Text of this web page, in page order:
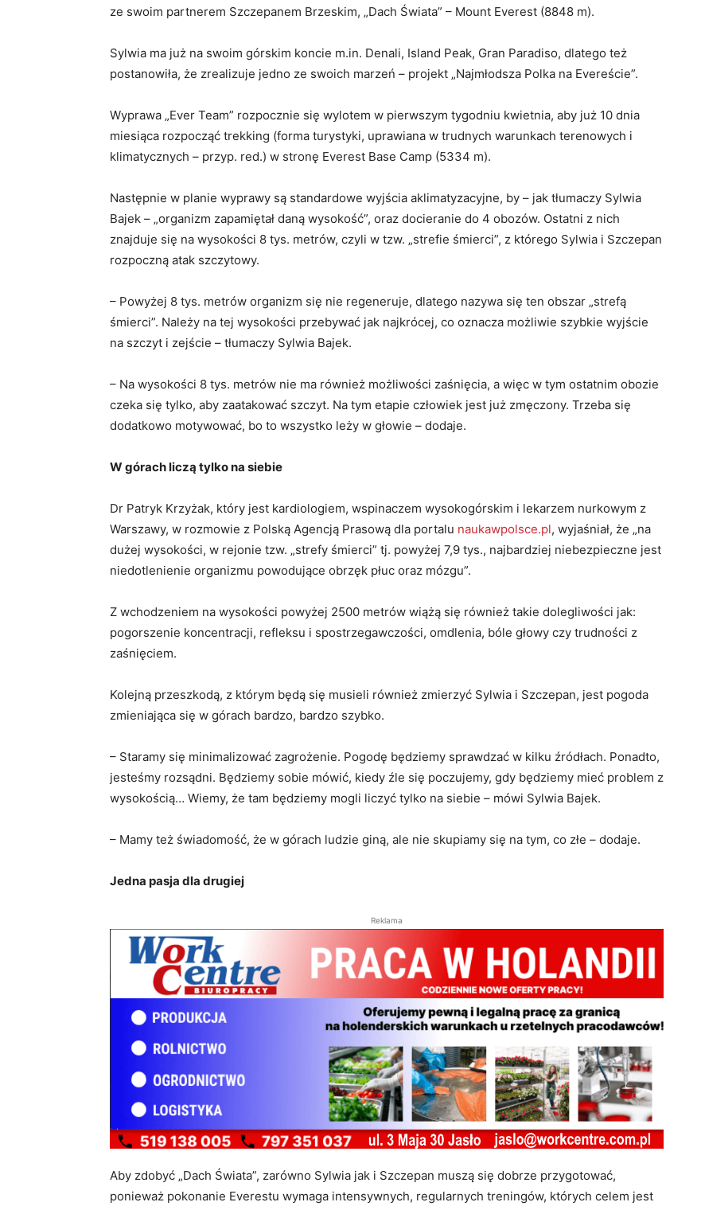
ze swoim partnerem Szczepanem Brzeskim, „Dach Świata” – Mount Everest (8848 m).
Sylwia ma już na swoim górskim koncie m.in. Denali, Island Peak, Gran Paradiso, dlatego też
postanowiła, że zrealizuje jedno ze swoich marzeń – projekt „Najmłodsza Polka na Evereście”.
Wyprawa „Ever Team” rozpocznie się wylotem w pierwszym tygodniu kwietnia, aby już 10 dnia
miesiąca rozpocząć trekking (forma turystyki, uprawiana w trudnych warunkach terenowych i
klimatycznych – przyp. red.) w stronę Everest Base Camp (5334 m).
Następnie w planie wyprawy są standardowe wyjścia aklimatyzacyjne, by – jak tłumaczy Sylwia
Bajek – „organizm zapamiętał daną wysokość”, oraz docieranie do 4 obozów. Ostatni z nich
znajduje się na wysokości 8 tys. metrów, czyli w tzw. „strefie śmierci”, z którego Sylwia i Szczepan
rozpoczną atak szczytowy.
– Powyżej 8 tys. metrów organizm się nie regeneruje, dlatego nazywa się ten obszar „strefą
śmierci”. Należy na tej wysokości przebywać jak najkrócej, co oznacza możliwie szybkie wyjście
na szczyt i zejście – tłumaczy Sylwia Bajek.
– Na wysokości 8 tys. metrów nie ma również możliwości zaśnięcia, a więc w tym ostatnim obozie
czeka się tylko, aby zaatakować szczyt. Na tym etapie człowiek jest już zmęczony. Trzeba się
dodatkowo motywować, bo to wszystko leży w głowie – dodaje.
W górach liczą tylko na siebie
Dr Patryk Krzyżak, który jest kardiologiem, wspinaczem wysokogórskim i lekarzem nurkowym z
Warszawy, w rozmowie z Polską Agencją Prasową dla portalu naukawpolsce.pl, wyjaśniał, że „na
dużej wysokości, w rejonie tzw. „strefy śmierci” tj. powyżej 7,9 tys., najbardziej niebezpieczne jest
niedotlenienie organizmu powodujące obrzęk płuc oraz mózgu”.
Z wchodzeniem na wysokości powyżej 2500 metrów wiążą się również takie dolegliwości jak:
pogorszenie koncentracji, refleksu i spostrzegawczości, omdlenia, bóle głowy czy trudności z
zaśnięciem.
Kolejną przeszkodą, z którym będą się musieli również zmierzyć Sylwia i Szczepan, jest pogoda
zmieniająca się w górach bardzo, bardzo szybko.
– Staramy się minimalizować zagrożenie. Pogodę będziemy sprawdzać w kilku źródłach. Ponadto,
jesteśmy rozsądni. Będziemy sobie mówić, kiedy źle się poczujemy, gdy będziemy mieć problem z
wysokością… Wiemy, że tam będziemy mogli liczyć tylko na siebie – mówi Sylwia Bajek.
– Mamy też świadomość, że w górach ludzie giną, ale nie skupiamy się na tym, co złe – dodaje.
Jedna pasja dla drugiej
Reklama
Aby zdobyć „Dach Świata”, zarówno Sylwia jak i Szczepan muszą się dobrze przygotować,
ponieważ pokonanie Everestu wymaga intensywnych, regularnych treningów, których celem jest